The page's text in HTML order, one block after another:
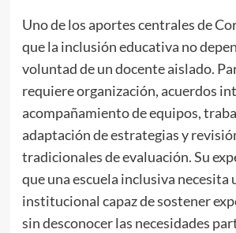
Uno de los aportes centrales de
que la inclusión educativa no
voluntad de un docente aislado.
requiere organización, acuerdos
acompañamiento de equipos,
adaptación de estrategias y
tradicionales de evaluación. Su
que una escuela inclusiva necesita
institucional capaz de sostener
sin desconocer las necesidades